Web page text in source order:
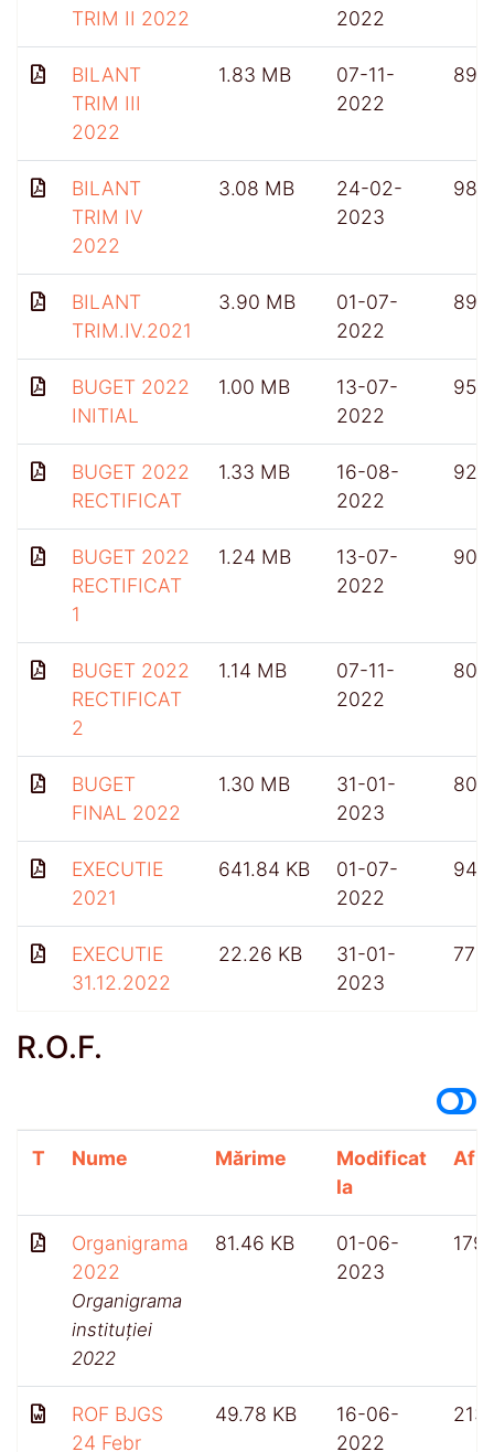
TRIM II 2022
2022
BILANT
TRIM III
2022
1.83 MB
07-11-
2022
896
BILANT
TRIM IV
2022
3.08 MB
24-02-
2023
980
BILANT
TRIM.IV.2021
3.90 MB
01-07-
2022
899
BUGET 2022
INITIAL
1.00 MB
13-07-
2022
953
BUGET 2022
RECTIFICAT
1.33 MB
16-08-
2022
922
BUGET 2022
RECTIFICAT
1
1.24 MB
13-07-
2022
900
BUGET 2022
RECTIFICAT
2
1.14 MB
07-11-
2022
804
BUGET
FINAL 2022
1.30 MB
31-01-
2023
807
EXECUTIE
2021
641.84 KB
01-07-
2022
948
EXECUTIE
31.12.2022
22.26 KB
31-01-
2023
772
R.O.F.
T Nume Mărime
Modificat
la
Organigrama
2022
Organigrama
instituției
2022
81.46 KB
01-06-
2023
ROF BJGS
24 Febr
49.78 KB
16-06-
2022
2131